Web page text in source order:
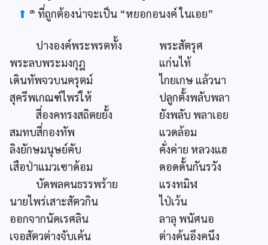
⬆ ๑ ที่ถูกต้องน่าจะเป็น “หยอกอนงค์ ในเอย”
ปางองค์พระพรตทั้ง
พระสัตรุศ
พระลบพระมงกุฎ
แก่นไท้
เดินทัพจวบนครุตม์
ไกยเกษ แล้วนา
สุครีพเกณฑ์ไพร่ให้
ปลูกตั้งพลับพลา
สี่องคทรงสถิตยยั้ง
ยังพลับ พลาเอย
สมทบสี่กองทัพ
แวดล้อม
ลิงยักษมนุษย์คับ
คั่งค่าย หลวงแฮ
เสือป่าแมวเซาด้อม
ดอดดั้นกันรวัง
บัดพลคนธรรพร้าย
แรงทมิฬ
นายไพร่เสาะสัตวกิน
ไป่เว้น
ออกจากนัคเรศลิน
ลาลุ พนัศนอ
เจอสัตวต่างจับเค้น
ต่างค้นอึงคนึง